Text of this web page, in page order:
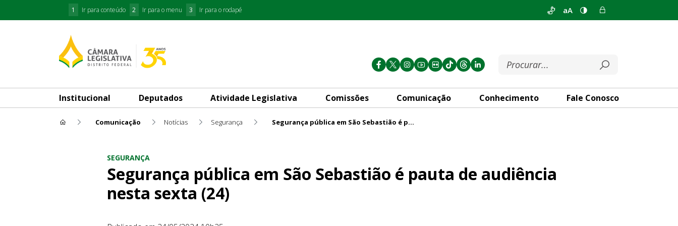
1 Ir para conteúdo 2 Ir para o menu 3 Ir para o rodapé aA
Institucional Deputados Atividade Legislativa Comissões Comunicação Conhecimento Fale Conosco
Comunicação Notícias Segurança Segurança pública em São Sebastião é pauta de audiência nesta sexta (24)
SEGURANÇA
Segurança pública em São Sebastião é pauta de audiência
nesta sexta (24)